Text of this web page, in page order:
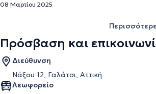
08 Μαρτίου 2025
Πρόσβαση και
Διεύθυνση
Νάξου 12, Γαλάτσι, Αττική
Λεωφορείο